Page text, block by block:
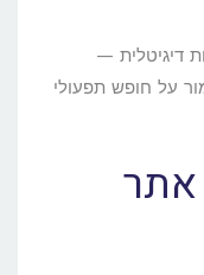
דיגיטלית —
על חופש תפעולי
אתר